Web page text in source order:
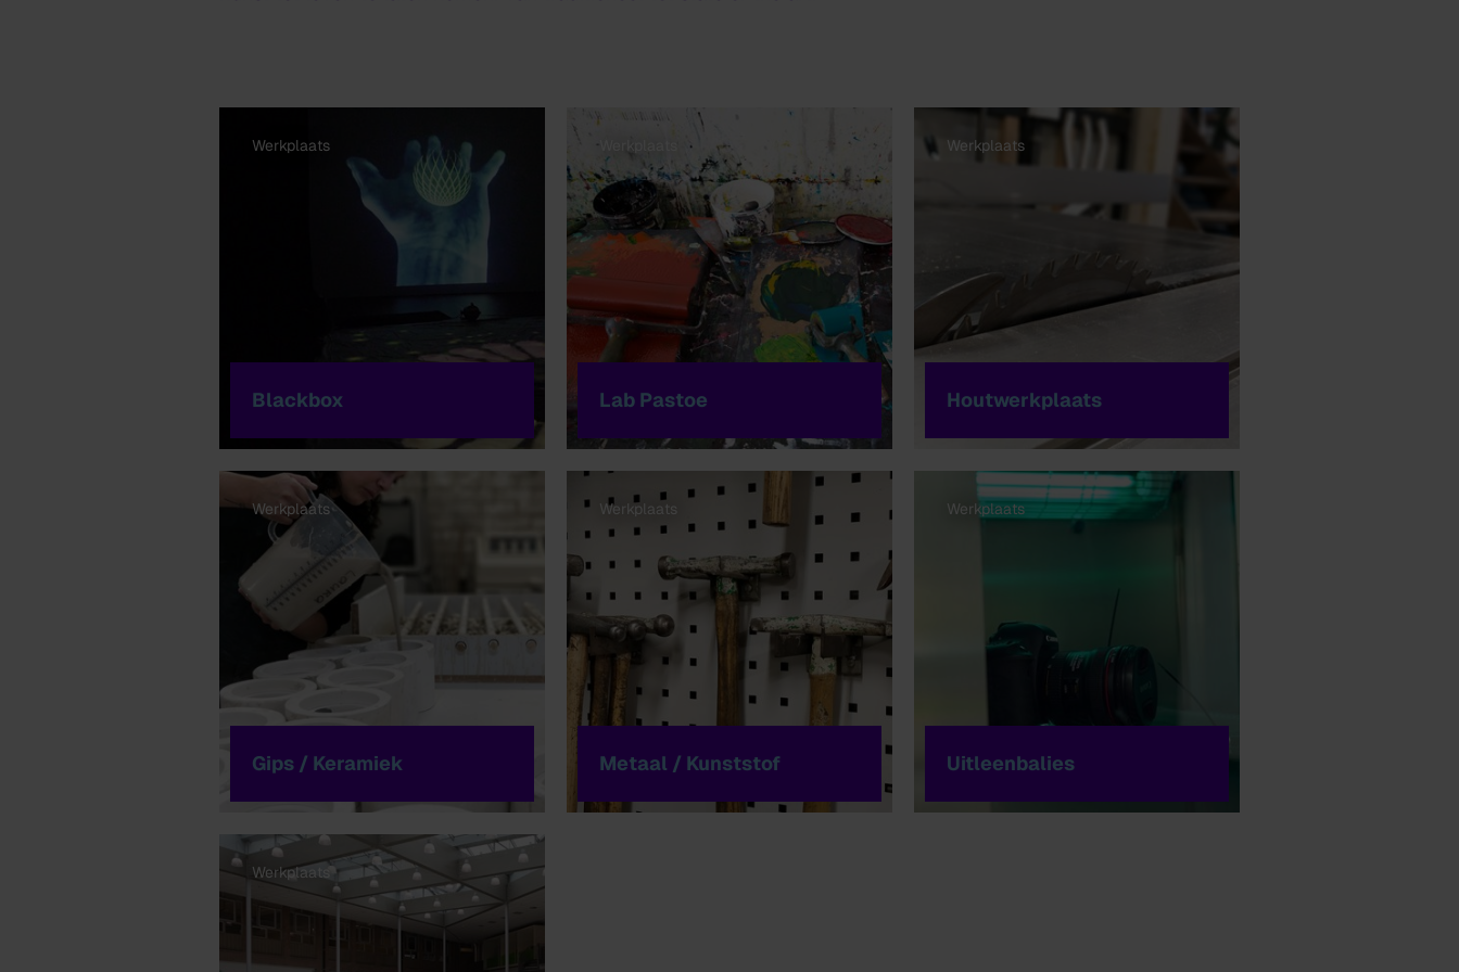
Werkplaats
Blackbox Lab Pastoe
Werkplaats
Houtwerkplaats
Werkplaats
Gips / Keramiek
Werkplaats
Metaal / Kunststof
Werkplaats
Uitleenbalies
Werkplaats